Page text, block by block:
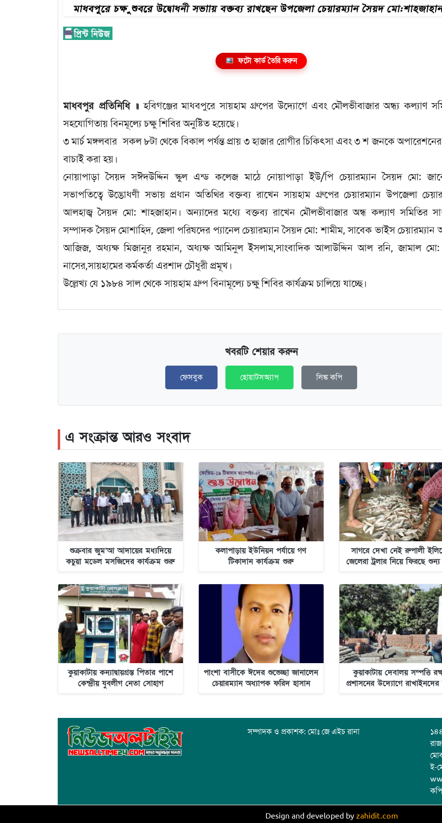
ফটো কার্ড তৈরি করুন
মাধবপুর প্রতিনিধি ॥ হবিগঞ্জের মাধবপুরে সায়হাম গ্রুপের উদ্যোগে এবং মৌলভীবাজার অন্ধ্য কল্যাণ
সহযোগিতায় বিনমূল্যে চক্ষু শিবির অনুষ্টিত হয়েছে।
৩ মার্চ মঙ্গলবার সকল ৮টা থেকে বিকাল পর্যন্ত প্রায় ৩ হাজার রোগীর চিকিৎসা এবং ৩ শ জনকে
বাচাই করা হয়।
নোয়াপাড়া সৈয়দ সঈদউদ্দিন স্কুল এন্ড কলেজ মাঠে নোয়াপাড়া ইউ/পি চেয়ারম্যান সৈয়দ মো:
সভাপতিত্বে উদ্ভোধণী সভায় প্রধান অতিথির বক্তব্য রাখেন সায়হাম গ্রুপের চেয়ারম্যান উপজেলা
আলহাজ্ব সৈয়দ মো: শাহজাহান। অন্যাদের মধ্যে বক্তব্য রাখেন মৌলভীবাজার অন্ধ কল্যাণ সমিতির
সম্পাদক সৈয়দ মোশাহিদ, জেলা পরিষদের প্যানেল চেয়ারম্যান সৈয়দ মো: শামীম, সাবেক ভাইস চেয়ারম্যান
আজিজ, অধ্যক্ষ মিজানুর রহমান, অধ্যক্ষ আমিনুল ইসলাম,সাংবাদিক আলাউদ্দিন আল রনি, জামাল
নাসের,সায়হামের কর্মকর্তা এরশাদ চৌধুরী প্রমূখ।
উল্লেখ্য যে ১৯৮৪ সাল থেকে সায়হাম গ্রুপ বিনামূল্যে চক্ষু শিবির কার্যক্রম চালিয়ে যাচ্ছে।
খবরটি শেয়ার করুন
ফেসবুক হোয়াটসঅ্যাপ লিঙ্ক কপি
এ সংক্রান্ত আরও সংবাদ
শুক্রবার জুম’আ আদায়ের মধ্যদিয়ে
কচুয়া মডেল মসজিদের কার্যক্রম শুরু
কলাপাড়ায় ইউনিয়ন পর্যায়ে গণ
টিকাদান কার্যক্রম শুরু
সাগরে দেখা নেই রুপালী
জেলেরা ট্রলার নিয়ে ফিরছে
কুয়াকাটায় কন্যাদ্বায়গ্রস্ত পিতার পাশে
কেন্দ্রীয় যুবলীগ নেতা সোহাগ
পাংশা বাসীকে ঈদের শুভেচ্ছা জানালেন
চেয়ারম্যান অধ্যাপক ফরিদ হাসান
কুয়াকাটায় দেবালয় সম্পত্তি
প্রশাসনের উদ্যোগে রাখাইনদের
সম্পাদক ও প্রকাশক: মোঃ জে এইচ রানা
ই-
Design and developed by zahidit.com